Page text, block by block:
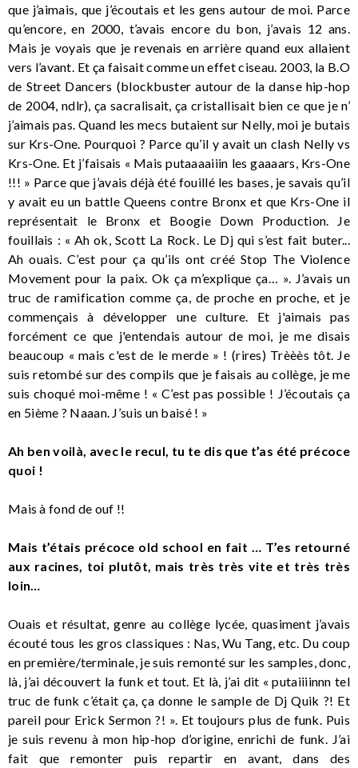
que j’aimais, que j’écoutais et les gens autour de moi. Parce
qu’encore, en 2000, t’avais encore du bon, j’avais 12 ans.
Mais je voyais que je revenais en arrière quand eux allaient
vers l’avant. Et ça faisait comme un effet ciseau. 2003, la B.O
de Street Dancers (blockbuster autour de la danse hip-hop
de 2004, ndlr), ça sacralisait, ça cristallisait bien ce que je n’
j’aimais pas. Quand les mecs butaient sur Nelly, moi je butais
sur Krs-One. Pourquoi ? Parce qu’il y avait un clash Nelly vs
Krs-One. Et j’faisais « Mais putaaaaiiin les gaaaars, Krs-One
!!! » Parce que j’avais déjà été fouillé les bases, je savais qu’il
y avait eu un battle Queens contre Bronx et que Krs-One il
représentait le Bronx et Boogie Down Production. Je
fouillais : « Ah ok, Scott La Rock. Le Dj qui s’est fait buter...
Ah ouais. C’est pour ça qu’ils ont créé Stop The Violence
Movement pour la paix. Ok ça m’explique ça… ». J’avais un
truc de ramification comme ça, de proche en proche, et je
commençais à développer une culture. Et j'aimais pas
forcément ce que j'entendais autour de moi, je me disais
beaucoup « mais c'est de le merde » ! (rires) Trèèès tôt. Je
suis retombé sur des compils que je faisais au collège, je me
suis choqué moi-même ! « C’est pas possible ! J’écoutais ça
en 5ième ? Naaan. J’suis un baisé ! »
Ah ben voilà, avec le recul, tu te dis que t’as été précoce
quoi !
Mais à fond de ouf !!
Mais t’étais précoce old school en fait … T’es retourné
aux racines, toi plutôt, mais très très vite et très très
loin…
Ouais et résultat, genre au collège lycée, quasiment j’avais
écouté tous les gros classiques : Nas, Wu Tang, etc. Du coup
en première/terminale, je suis remonté sur les samples, donc,
là, j’ai découvert la funk et tout. Et là, j’ai dit « putaiiiinnn tel
truc de funk c’était ça, ça donne le sample de Dj Quik ?! Et
pareil pour Erick Sermon ?! ». Et toujours plus de funk. Puis
je suis revenu à mon hip-hop d’origine, enrichi de funk. J’ai
fait que remonter puis repartir en avant, dans des